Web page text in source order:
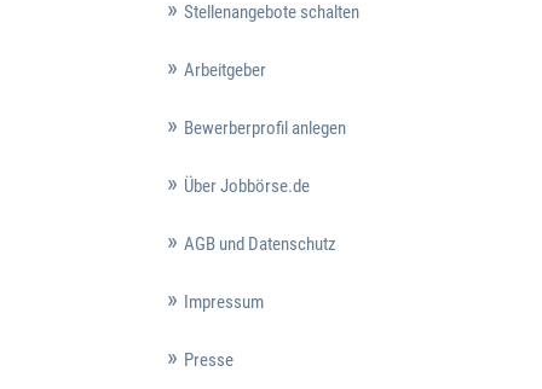
Stellenangebote schalten
Arbeitgeber
Bewerberprofil anlegen
Über Jobbörse.de
AGB und Datenschutz
Impressum
Presse